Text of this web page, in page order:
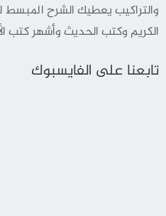
والتراكيب يعطيك الشرح المبسط
الكريم وكتب الحديث وأشهر كتب
تابعنا على الفايسبوك